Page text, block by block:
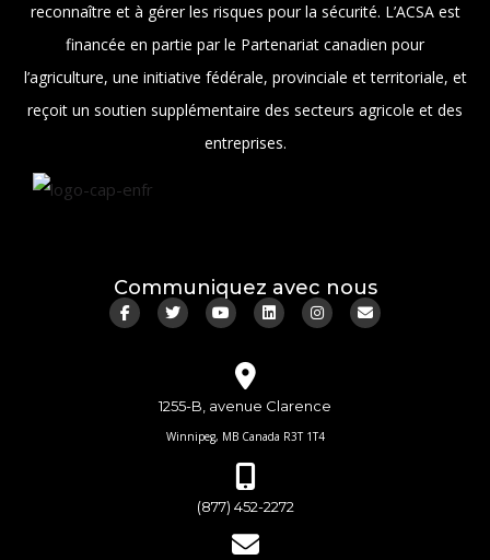
reconnaître et à gérer les risques pour la sécurité. L’ACSA est
financée en partie par le Partenariat canadien pour
l’agriculture, une initiative fédérale, provinciale et territoriale, et
reçoit un soutien supplémentaire des secteurs agricole et des
entreprises.
Communiquez avec nous
1255-B, avenue Clarence
Winnipeg, MB Canada R3T 1T4
(877) 452-2272